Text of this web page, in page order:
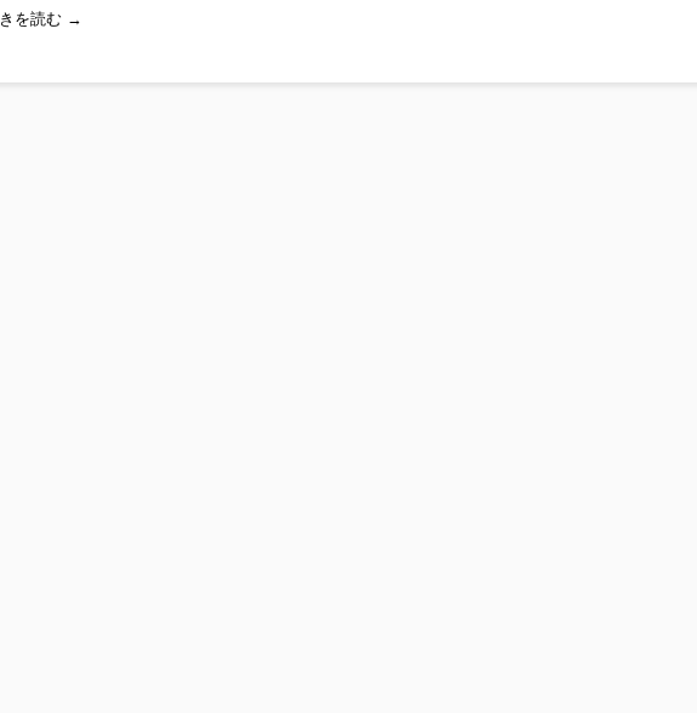
を読む ◉出張「ほぐしや」さん◉
→